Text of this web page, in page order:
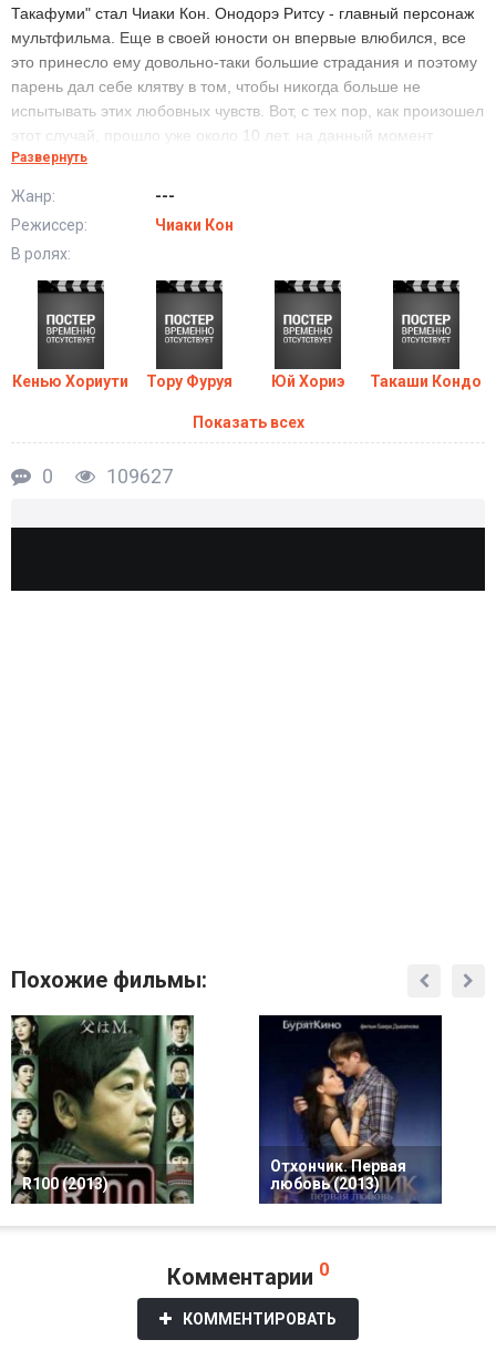
Такафуми" стал Чиаки Кон. Онодорэ Ритсу - главный персонаж
мультфильма. Еще в своей юности он впервые влюбился, все
это принесло ему довольно-таки большие страдания и поэтому
парень дал себе клятву в том, чтобы никогда больше не
испытывать этих любовных чувств. Вот, с тех пор, как произошел
этот случай, прошло уже около 10 лет. на данный момент
парень работает редактором в компании своего любимого отца.
даются благодаря хорошим связям. Однажды, нашему герою из
мультфильма "Лучшая в мире первая любовь: История
Ёкодзавы Такафуми" приходится перейти на другую работу,
чтобы доказать всем этим людям то, что он все-таки способен
судьбы получается так, что начальником на этой работе,
История Ёкодзавы Такафуми" состоится
Развернуть
Жанр:
---
Режиссер:
Чиаки Кон
В ролях:
Кенью Хориути Тору Фуруя Юй Хориэ Такаши Кондо
Показать всех
0 109627
Похожие фильмы:
R100 (2013)
Отхончик. Первая
любовь (2013)
Комментарии 0
КОММЕНТИРОВАТЬ